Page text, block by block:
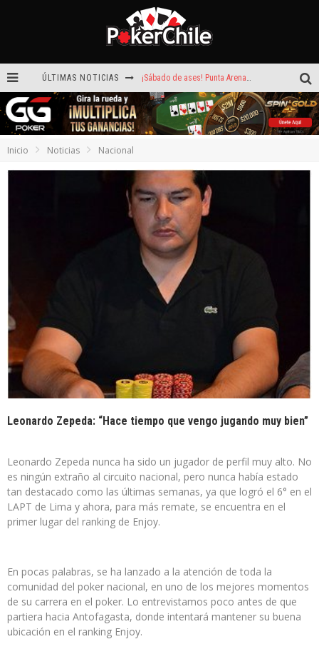
ÚLTIMAS NOTICIAS ¡Sábado de ases! Punta Arenas y Valdivia repartieron más de $3,8 millones
ROAD TO CLSOP Puerto Plata, satélite a Main Event.
Carlos Faúndez aceleró hasta la victoria en el Turbo de Dreams Temuco
Inicio Noticias Nacional
Leonardo Zepeda: “Hace tiempo que vengo jugando muy bien”
Leonardo Zepeda nunca ha sido un jugador de perfil muy alto. No
es ningún extraño al circuito nacional, pero nunca había estado
tan destacado como las últimas semanas, ya que logró el 6° en el
LAPT de Lima y ahora, para más remate, se encuentra en el
primer lugar del ranking de Enjoy.
En pocas palabras, se ha lanzado a la atención de toda la
comunidad del poker nacional, en uno de los mejores momentos
de su carrera en el poker. Lo entrevistamos poco antes de que
partiera hacia Antofagasta, donde intentará mantener su buena
ubicación en el ranking Enjoy.